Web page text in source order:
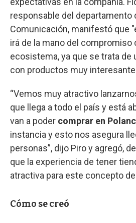
responsable del departamento
Comunicación, manifestó que
irá de la mano del compromiso
ecosistema, ya que se trata de
con productos muy
“Vemos muy atractivo
que llega a todo el país y está
van a poder comprar en
instancia y esto nos asegura
personas”, dijo Piro y agregó,
que la experiencia de tener
atractiva para este concepto
Cómo se creó